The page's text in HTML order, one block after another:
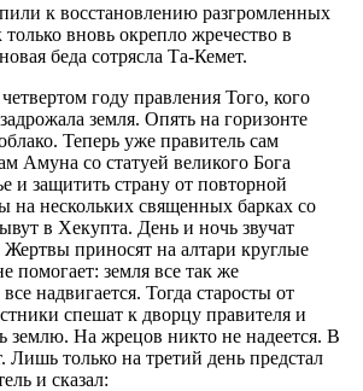
к восстановлению разгромленных
вновь окрепло жречество в
беда сотрясла Та-Кемет.
году правления Того, кого
земля. Опять на горизонте
Теперь уже правитель сам
Амуна со статуей великого Бога
и защитить страну от повторной
на нескольких священных барках со
в Хекупта. День и ночь звучат
приносят на алтари круглые
помогает: земля все так же
все надвигается. Тогда старосты от
спешат к дворцу правителя и
землю. На жрецов никто не надеется. В
Лишь только на третий день предстал
и сказал: